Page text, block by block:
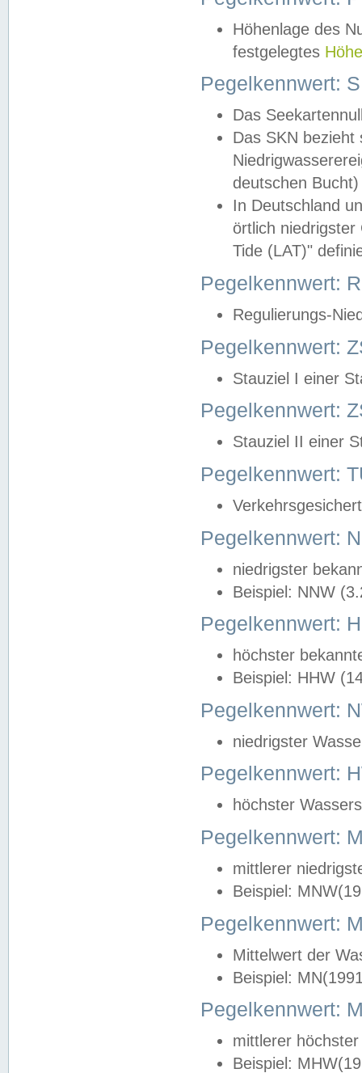
Höhenlage des
festgelegtes
Pegelkennwert:
Das
Das SKN
deutschen
In Deutschland
örtlich
Tide (LAT)"
Pegelkennwert:
Regulierungs-
Pegelkennwert:
Stauziel I einer
Pegelkennwert:
Stauziel II einer
Pegelkennwert:
Pegelkennwert:
niedrigster
Beispiel: NNW
Pegelkennwert:
höchster
Beispiel: HHW
Pegelkennwert:
niedrigster
Pegelkennwert:
höchster
Pegelkennwert:
mittlerer
Beispiel:
Pegelkennwert:
Mittelwert der
Beispiel:
Pegelkennwert:
mittlerer
Beispiel: